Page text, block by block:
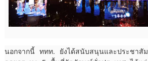
นอกจากนี้ ททท. ยังได้สนับสนุนและประชาสั